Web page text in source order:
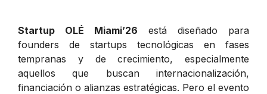
Startup OLÉ Miami’26 está diseñado para
founders de startups tecnológicas en fases
tempranas y de crecimiento, especialmente
aquellos que buscan internacionalización,
financiación o alianzas estratégicas. Pero el evento